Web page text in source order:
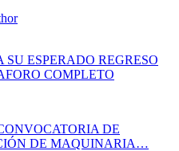
ESPERADO REGRESO
COMPLETO
DE
DE MAQUINARIA…